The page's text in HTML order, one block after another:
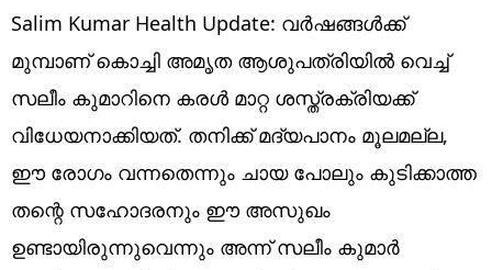
Lifestyle
world
Technology
Religion
Web Story
Salim Kumar Health Update: വര്‍ഷങ്ങള്‍ക്ക്
മുമ്പാണ് കൊച്ചി അമൃത ആശുപത്രിയില്‍ വെച്ച്
സലീം കുമാറിനെ കരള്‍ മാറ്റ ശസ്ത്രക്രിയക്ക്
വിധേയനാക്കിയത്. തനിക്ക് മദ്യപാനം മൂലമല്ല,
ഈ രോഗം വന്നതെന്നും ചായ പോലും കുടിക്കാത്ത
തന്റെ സഹോദരനും ഈ അസുഖം
ഉണ്ടായിരുന്നുവെന്നും അന്ന് സലീം കുമാര്‍